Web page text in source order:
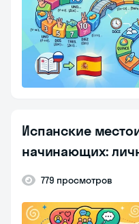
Испанские
начинающих:
779 просмотров